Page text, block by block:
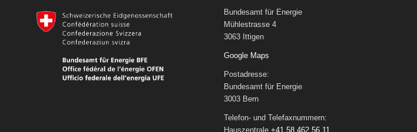
Bundesamt für Energie
Mühlestrasse 4
3063 Ittigen
Google Maps
Postadresse:
Bundesamt für Energie
3003 Bern
Telefon- und Telefaxnummern:
Hauszentrale +41 58 462 56 11